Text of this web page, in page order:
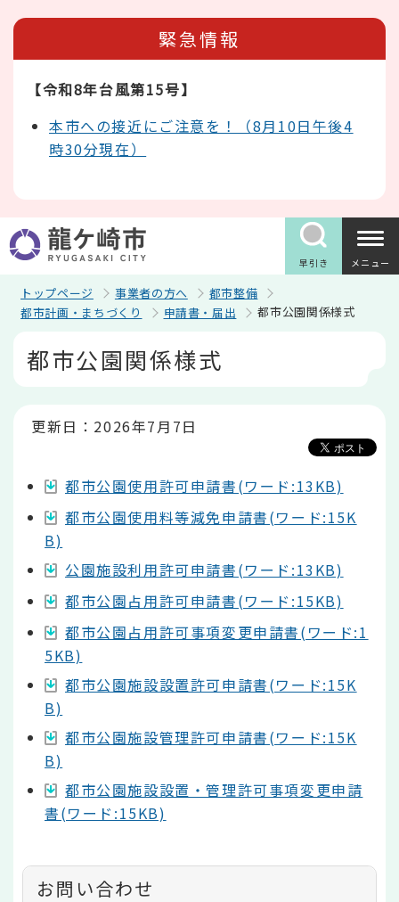
緊急情報
【令和8年台風第15号】
本市への接近にご注意を！（8月10日午後4
時30分現在）
早引き メニュー
トップページ 事業者の方へ
都市整備
都市計画・まちづくり
申請書・届出 都市公園関係様式
都市公園関係様式
更新日：2026年7月7日
都市公園使用許可申請書(ワード:13KB)
都市公園使用料等減免申請書(ワード:15K
B)
公園施設利用許可申請書(ワード:13KB)
都市公園占用許可申請書(ワード:15KB)
都市公園占用許可事項変更申請書(ワード:1
5KB)
都市公園施設設置許可申請書(ワード:15K
B)
都市公園施設管理許可申請書(ワード:15K
B)
都市公園施設設置・管理許可事項変更申請
書(ワード:15KB)
お問い合わせ